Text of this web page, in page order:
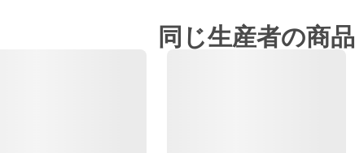
同じ生産者の商品